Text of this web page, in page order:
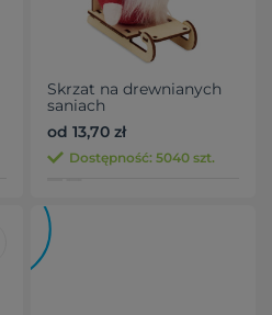
Skrzat na drewnianych
saniach
od 13,70 zł
Dostępność: 5040 szt.